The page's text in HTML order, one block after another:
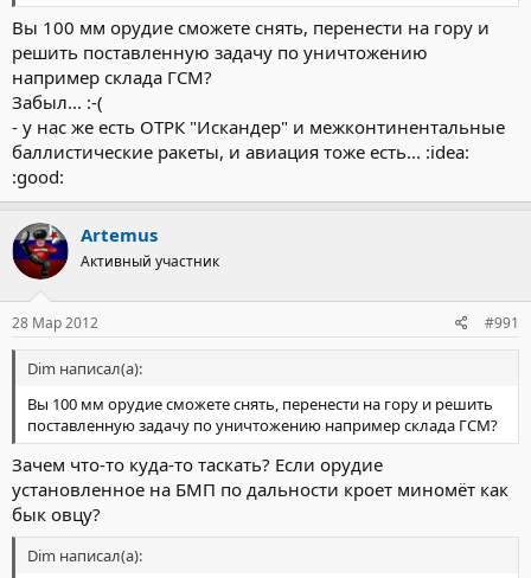
Вы 100 мм орудие сможете снять, перенести на гору и
решить поставленную задачу по уничтожению
например склада ГСМ?
Забыл... :-(
- у нас же есть ОТРК "Искандер" и межконтинентальные
баллистические ракеты, и авиация тоже есть... :idea:
:good:
Artemus
Активный участник
28 Мар 2012 #991
Dim написал(а):
Вы 100 мм орудие сможете снять, перенести на гору и решить
поставленную задачу по уничтожению например склада ГСМ?
Зачем что-то куда-то таскать? Если орудие
установленное на БМП по дальности кроет миномёт как
бык овцу?
Dim написал(а):